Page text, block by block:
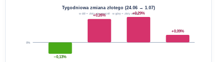
Tygodniowa zmiana złotego (24.06 → 1.07)
w dół = złoty się umocnił · w górę = złoty osłabł
0%
−0,13%
+0,26% +0,29%
+0,09%